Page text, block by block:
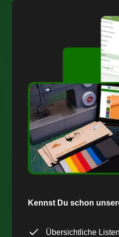
Kennst Du schon
Übersichtliche